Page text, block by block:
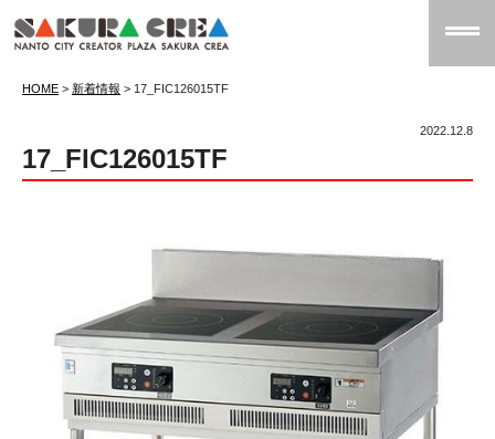
HOME > 新着情報 > 17_FIC126015TF
2022.12.8
17_FIC126015TF